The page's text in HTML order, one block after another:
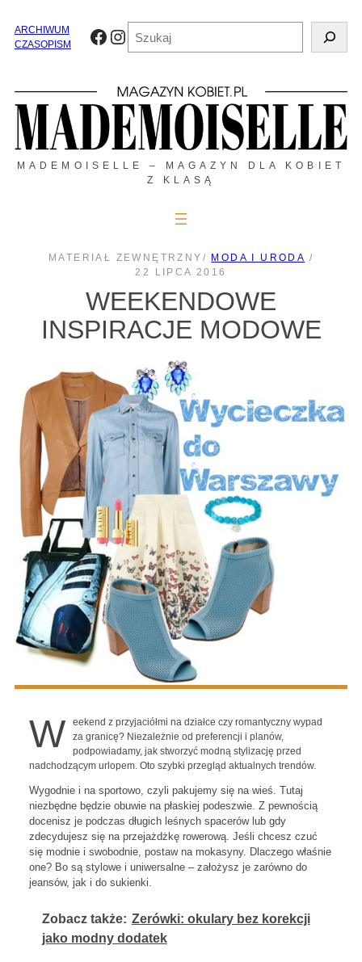
treściARCHIWUM
CZASOPISM
Facebook
Instagram
MADEMOISELLE – MAGAZYN DLA KOBIET
Z KLASĄ
MATERIAŁ ZEWNĘTRZNY / MODA I URODA /
22 LIPCA 2016
WEEKENDOWE
INSPIRACJE MODOWE
W
eekend z przyjaciółmi na działce czy romantyczny wypad
za granicę? Niezależnie od preferencji i planów,
podpowiadamy, jak stworzyć modną stylizację przed
nadchodzącym urlopem. Oto szybki przegląd aktualnych trendów.
Wygodnie i na sportowo, czyli pakujemy się na wieś. Tutaj
niezbędne będzie obuwie na płaskiej podeszwie. Z pewnością
docenisz je podczas długich leśnych spacerów lub gdy
zdecydujesz się na przejażdżkę rowerową. Jeśli chcesz czuć
się modnie i swobodnie, postaw na mokasyny. Dlaczego właśnie
one? Bo są stylowe i uniwersalne – założysz je zarówno do
jeansów, jak i do sukienki.
Zobacz także: Zerówki: okulary bez korekcji
jako modny dodatek